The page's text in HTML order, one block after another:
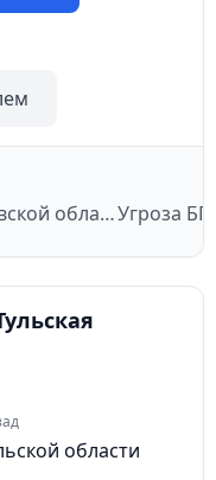
Ракетная опасность в Орловской областиУгроза
области